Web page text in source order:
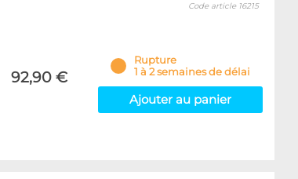
92,90 €
Code article 16215
Rupture
1 à 2 semaines de délai
Ajouter au panier